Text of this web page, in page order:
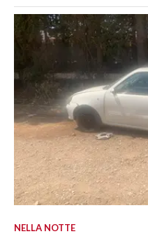
NELLA NOTTE